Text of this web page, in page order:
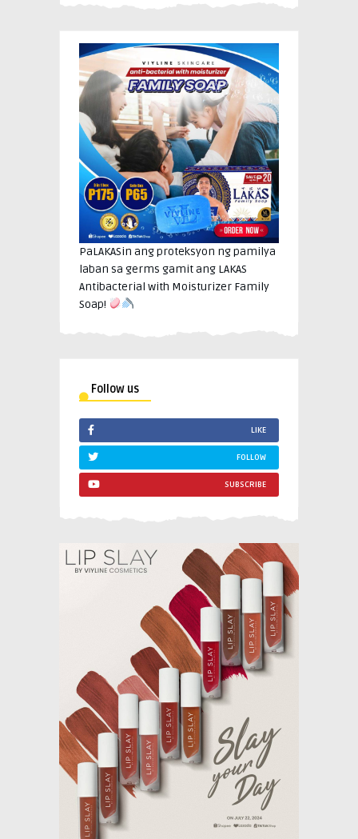
PaLAKASin ang proteksyon ng pamilya
laban sa germs gamit ang LAKAS
Antibacterial with Moisturizer Family
Soap!
Follow us
LIKE
FOLLOW
SUBSCRIBE